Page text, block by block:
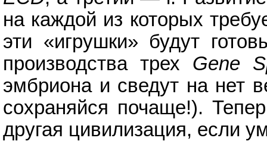
на каждой из которых
эти «игрушки» будут
производства трех Gene
эмбриона и сведут на нет
сохраняйся почаще!).
другая цивилизация, если